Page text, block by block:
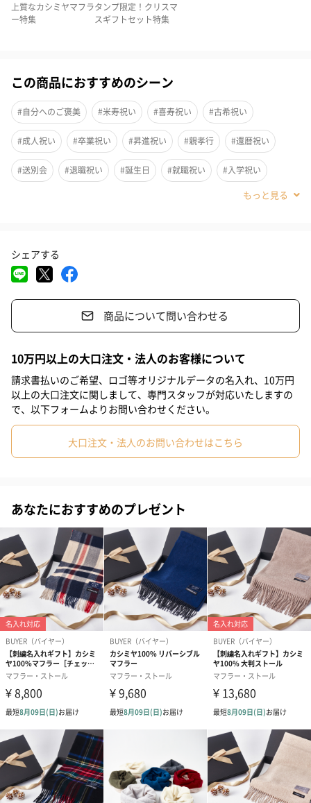
す。
凝らして創り上げました。
フローラル フルーティー ノートが香り立つイランイラン エッセン
スとトルコ産のダマスク ローズ エッセンスが、グラース産グラン
ディフロラム ジャスミンとインド産サンバック ジャスミンの希少
なデュオと重なり合い、フルーティーで華やかな美しい花束のよ
うな香りに仕立てられました。
優美な曲線を描くジャドールのボトルは、クリスチャン・ディオ
ールが創った伝説的なアンフォラから着想を得ています。ボトル
ネックには、女性の首元で揺れるジュエリーのように、有名なマ
サイ ネックレスが飾られています。
ブルーミングブーケ
繊細な花々が刺繍されたドレスのように美しいフレッシュなオー
ドゥ トワレ、ミス ディオール ブルーミング ブーケ。
トの花束が、カラブリアン ベルガモットのみずみずしい輝きと、
ホワイト ムスクの繊細なレースにふんわりと包まれたテンダー フ
ローラルの香り。
春を思わすフローラルなシグネチャーは、遊び心あふれるチャー
ミングなミス ディオールを体現しています。
◾️香調
ベルガモット エッセンス -輝きに満ちたカラブリアン ベルガモッ
ト
ダマスク ローズ＆ピオニー -優美なピオニーとローズのアコード
ホワイト ムスク -レースのように繊細なホワイト ムスク
ローズ＆ローズ
上質なカシミヤマフラ
ー特集
タンプ限定！クリスマ
スギフトセット特集
この商品におすすめのシーン
#自分へのご褒美 #米寿祝い #喜寿祝い #古希祝い
#成人祝い #卒業祝い #昇進祝い #親孝行 #還暦祝い
#送別会 #退職祝い #誕生日 #就職祝い #入学祝い
#クリスマス
#親戚女性
#姉 #彼女
#女性 #女友達 #10代 #20代前半
シェアする
商品について問い合わせる
10万円以上の大口注文・法人のお客様について
請求書払いのご希望、ロゴ等オリジナルデータの名入れ、10万円
以上の大口注文に関しまして、専門スタッフが対応いたしますの
で、以下フォームよりお問い合わせください。
大口注文・法人のお問い合わせはこちら
あなたにおすすめのプレゼント